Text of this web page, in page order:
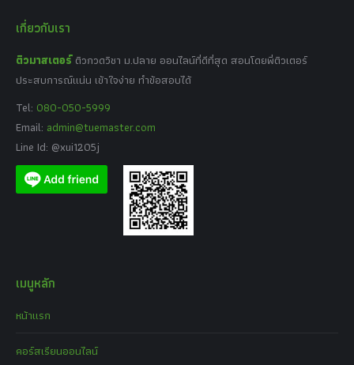
เกี่ยวกับเรา
ติวมาสเตอร์ ติวกวดวิชา ม.ปลาย ออนไลน์ที่ดีที่สุด สอนโดยพี่ติวเตอร์
ประสบการณ์แน่น เข้าใจง่าย ทำข้อสอบได้
Tel: 080-050-5999
Email: admin@tuemaster.com
Line Id: @xui1205j
เมนูหลัก
หน้าแรก
คอร์สเรียนออนไลน์